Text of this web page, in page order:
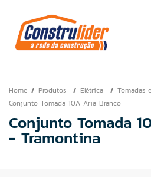
Home Produtos Elétrica
Tomadas
Conjunto Tomada 10A Aria Branco
Conjunto Tomada
- Tramontina